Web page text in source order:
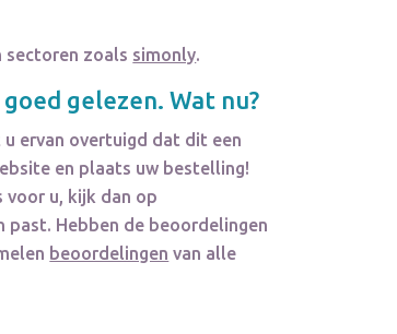
sectoren zoals simonly.
goed gelezen. Wat nu?
u ervan overtuigd dat dit een
en plaats uw bestelling!
voor u, kijk dan op
Hebben de beoordelingen
beoordelingen van alle